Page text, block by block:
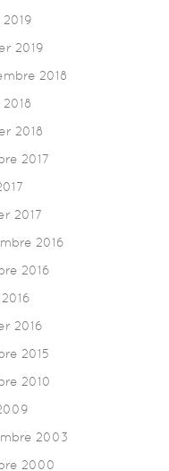
2019
2018
2018
2017
2017
2016
2016
2016
2015
2010
2003
2000